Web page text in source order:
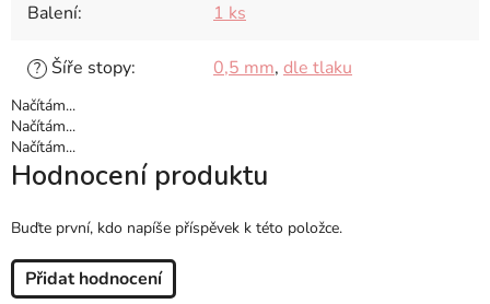
Balení: 1 ks
? Šíře stopy: 0,5 mm, dle tlaku
Načítám...
Načítám...
Načítám...
Hodnocení produktu
Buďte první, kdo napíše příspěvek k této položce.
Přidat hodnocení